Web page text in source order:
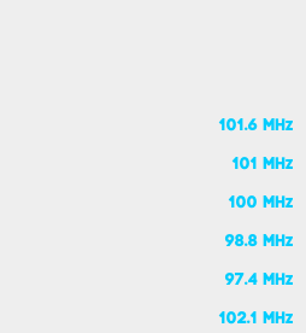
101.6 MHz
101 MHz
100 MHz
98.8 MHz
97.4 MHz
102.1 MHz